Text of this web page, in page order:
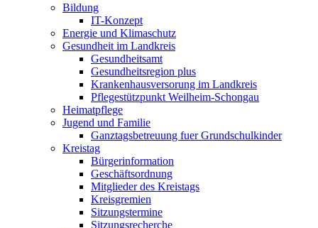
Bildung
IT-Konzept
Energie und Klimaschutz
Gesundheit im Landkreis
Gesundheitsamt
Gesundheitsregion plus
Krankenhausversorung im Landkreis
Pflegestützpunkt Weilheim-Schongau
Heimatpflege
Jugend und Familie
Ganztagsbetreuung fuer Grundschulkinder
Kreistag
Bürgerinformation
Geschäftsordnung
Mitglieder des Kreistags
Kreisgremien
Sitzungstermine
Sitzungsrecherche